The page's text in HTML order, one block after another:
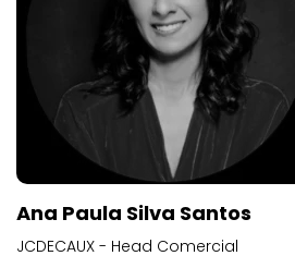
Ana Paula Silva Santos
JCDECAUX - Head Comercial